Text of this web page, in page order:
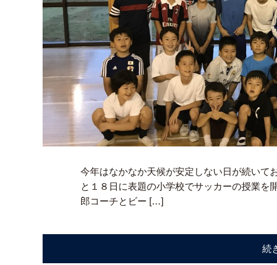
今年はなかなか天候が安定しない日が続いて
と１８日に表題の小学校でサッカーの授業
郎コーチとビー […]
続